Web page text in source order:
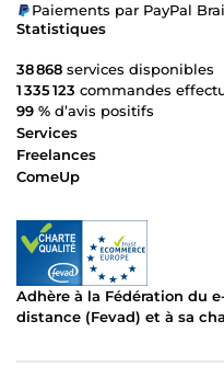
Paiements par PayPal
Statistiques
38 868 services disponibles
1 335 123 commandes
99 % d’avis positifs
Services
Freelances
ComeUp
Adhère à la Fédération du
distance (Fevad) et à sa